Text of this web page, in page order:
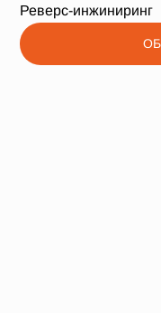
Реверс-инжиниринг